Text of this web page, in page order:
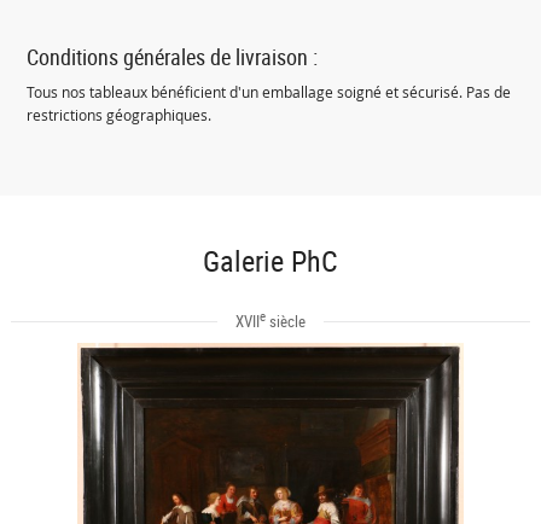
Conditions générales de livraison :
Tous nos tableaux bénéficient d'un emballage soigné et sécurisé. Pas de
restrictions géographiques.
Galerie PhC
XVIIesiècle